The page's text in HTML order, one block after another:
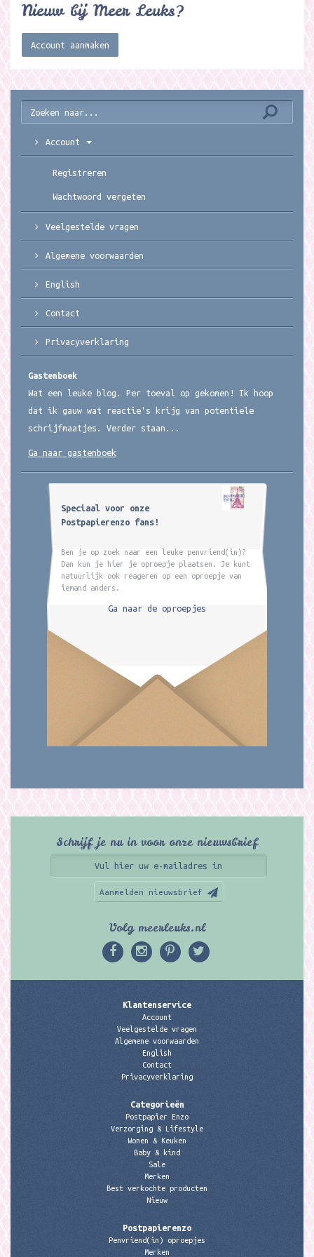
Nieuw bij Meer Leuks?
Account aanmaken
Account
Registreren
Wachtwoord vergeten
Veelgestelde vragen
Algemene voorwaarden
English
Contact
Privacyverklaring
Gastenboek
Wat een leuke blog. Per toeval op gekomen! Ik hoop
dat ik gauw wat reactie's krijg van potentiele
schrijfmaatjes. Verder staan...
Ga naar gastenboek
Speciaal voor onze
Postpapierenzo fans!
Ben je op zoek naar een leuke penvriend(in)?
Dan kun je hier je oproepje plaatsen. Je kunt
natuurlijk ook reageren op een oproepje van
iemand anders.
Ga naar de oproepjes
Schrijf je nu in voor onze nieuwsbrief
Aanmelden nieuwsbrief
Volg meerleuks.nl
Klantenservice
Account
Veelgestelde vragen
Algemene voorwaarden
English
Contact
Privacyverklaring
Categorieën
Postpapier Enzo
Verzorging & Lifestyle
Wonen & Keuken
Baby & kind
Sale
Merken
Best verkochte producten
Nieuw
Postpapierenzo
Penvriend(in) oproepjes
Merken